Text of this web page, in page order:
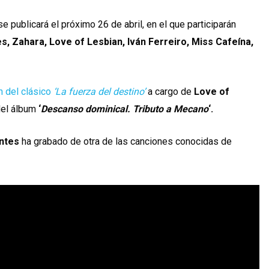
publicará el próximo 26 de abril, en el que participarán
Zahara, Love of Lesbian, Iván Ferreiro, Miss Cafeína,
del clásico ‘La fuerza del destino’ a cargo de Love of
álbum ‘Descanso dominical. Tributo a Mecano‘.
ha grabado de otra de las canciones conocidas de